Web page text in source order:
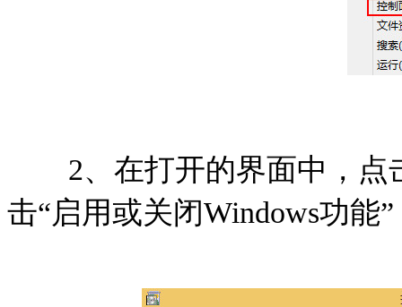
2、在打开的界面中，点
击“启用或关闭Windows功能